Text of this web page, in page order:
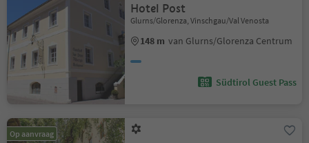
Hotel Post
Glurns/Glorenza, Vinschgau/Val Venosta
148 m van Glurns/Glorenza Centrum
Südtirol Guest Pass
Op aanvraag